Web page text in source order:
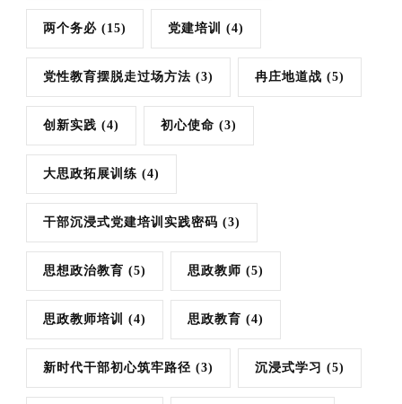
两个务必 (15) 党建培训 (4)
党性教育摆脱走过场方法 (3) 冉庄地道战 (5)
创新实践 (4) 初心使命 (3)
大思政拓展训练 (4)
干部沉浸式党建培训实践密码 (3)
思想政治教育 (5) 思政教师 (5)
思政教师培训 (4) 思政教育 (4)
新时代干部初心筑牢路径 (3) 沉浸式学习 (5)